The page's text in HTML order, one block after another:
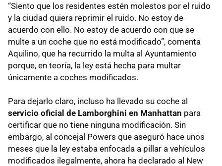
“Siento que los residentes estén molestos por el ruido
y la ciudad quiera reprimir el ruido. No estoy de
acuerdo con ello. No estoy de acuerdo con que se
multe a un coche que no está modificado”, comenta
Aquilino, que ha recurrido la multa al Ayuntamiento
porque, en teoría, la ley está hecha para multar
únicamente a coches modificados.
Para dejarlo claro, incluso ha llevado su coche al
servicio oficial de Lamborghini en Manhattan para
certificar que no tiene ninguna modificación. Sin
embargo, al concejal Powers que aseguró hace unos
meses que la ley estaba enfocada a pillar a vehículos
modificados ilegalmente, ahora ha declarado al New